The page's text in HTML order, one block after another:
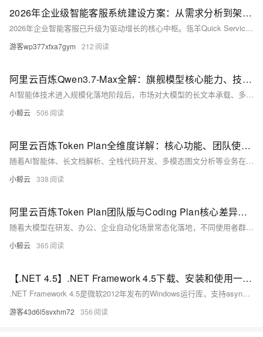
2026年企业级智能客服系统建设方案：从需求分析到架构落地的三步策略
2026年企业智能客服已升级为驱动增长的核心中枢。瓴羊Quick Service基于阿里20年服务经验，首创“探需-建模-夯基”三步法：需求深潜分层、意图-数据-动作闭环、可演进中台，支持全渠道一致体验与持续运营，AI准确率达93%，助企业6–8周落地，实现服务向增长引擎转型。（239字）
游客wp377xfxa7gym 212
阿里云百炼Qwen3.7-Max全解：旗舰模型核心能力、技术优势与优惠订阅方案实操指南
AI智能体技术进入规模化落地阶段后，市场对大模型的长文本承载、多步骤自主推理、工具链式调用、全栈代码开发能力提出前所未有的高标准。传统轻量化对话模型仅能满足基础问答，无法支撑企业级长周期自动化任务、复杂软件工程、海量文档深度分析等高价值场景。阿里云依托自研通义千问技术体系，在百炼大模型服务平台正式推出Qwen3.7-Max旗舰大模型，作为当前千问3.7系列综合性能天花板，全面对标国际头部闭源旗舰模型，专为智能体全链路工作流深度优化，兼顾推理精度、并发稳定性、多模态理解与成本可控性，同时配套分层订阅优惠计划，覆盖个人开发者、小微团队、中大型集团企业全维度使用需求。本文将完整拆解Qwen3.7-M
小鲸云 506
阿里云百炼Token Plan全维度详解：核心功能、团队使用优势与AI生产力模型订阅实操指南
随着AI智能体、长文档解析、全栈代码开发、多模态图文分析等业务在企业内部常态化落地，绝大多数团队在大模型调用过程中暴露出一系列成本与管理痛点：按量付费模式账单波动剧烈，业务高峰期调用量激增导致月度预算严重超支；多员工共用模型资源时无法实现额度隔离，单人超额消耗会挤占整个团队算力；不同型号大模型单价差异大，切换模型后计费规则不统一，财务核算流程繁琐；算力高峰时段按量调用容易出现排队延迟、接口限流，影响业务系统稳定运行；团队缺乏统一的用量监控、权限分级、预算预警能力，AI资源使用处于无管控状态。
小鲸云 338
阿里云百炼Token Plan团队版与Coding Plan核心差异全解析 附团队版全场景常见问题完整答疑
随着大模型在研发、办公、企业自动化场景常态化落地，不同使用者群体的算力消耗特征出现明显分化：数十人多岗位协同的企业团队，存在多角色额度分配、跨业务线统一计费、月度预算锁定、高峰算力保障等综合管理需求；而独立程序员、外包开发小组、学生研发爱好者，绝大多数算力消耗集中在代码生成、调试、项目重构、脚本编写等开发场景，对文档分析、多模态图文处理需求极低，更看重轻量化低价订阅、代码专属折扣、编程工具配套权益。
小鲸云 365
【.NET 4.5】.NET Framework 4.5下载、安装和使用一篇搞定（附官网安装包）
.NET Framework 4.5是微软2012年发布的Windows运行库，支持async/await异步编程、ZIP压缩等新特性，适用于Windows 7 SP1及以上系统。作为4.0的原地升级版，其细分版4.5.2更稳定安全，广泛用于企业软件与游戏。安装简单，向后兼容，是运行大量传统.NET应用的必备基础环境。（239字）
游客43d6l5svxhm72 356